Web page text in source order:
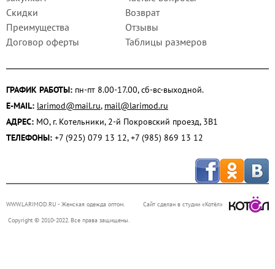
Скидки
Преимущества
Договор оферты
Возврат
Отзывы
Таблицы размеров
ГРАФИК РАБОТЫ: пн-пт 8.00-17.00, сб-вс-выходной.
E-MAIL: larimod@mail.ru, mail@larimod.ru
АДРЕС: МО, г. Котельники, 2-й Покровский проезд, 3В1
ТЕЛЕФОНЫ: +7 (925) 079 13 12, +7 (985) 869 13 12
Сайт сделан в студии «Котёл»
WWW.LARIMOD.RU - Женская одежда оптом.
Copyright © 2010-2022. Все права защищены.